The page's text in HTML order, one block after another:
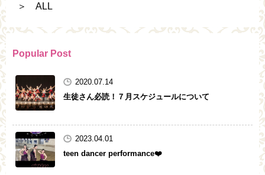
＞ ALL
Popular Post
2020.07.14
生徒さん必読！７月スケジュールについて
2023.04.01
teen dancer performance❤️